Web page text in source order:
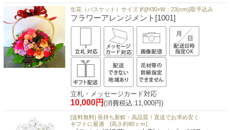
生花（バスケット）サイズ 約[H30×W：23(cm)]取手込み
フラワーアレンジメント[1001]
立札・メッセージカード対応
10,000円 (消費税込:11,000円)
[送料無料] 長持ち新鮮・高品質！直送でお求め安く
ギフトに最適 [高さ約80ｃｍ]